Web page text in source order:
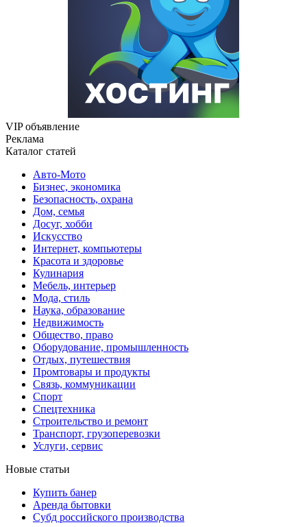
VIP объявление
Реклама
Каталог статей
Авто-Мото
Бизнес, экономика
Безопасность, охрана
Дом, семья
Досуг, хобби
Искусство
Интернет, компьютеры
Красота и здоровье
Кулинария
Мебель, интерьер
Мода, стиль
Наука, образование
Недвижимость
Общество, право
Оборудование, промышленность
Отдых, путешествия
Промтовары и продукты
Связь, коммуникации
Спорт
Спецтехника
Строительство и ремонт
Транспорт, грузоперевозки
Услуги, сервис
Новые статьи
Купить банер
Аренда бытовки
Субд российского производства